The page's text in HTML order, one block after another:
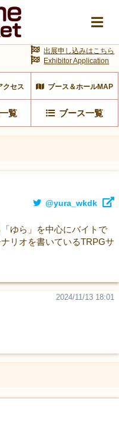
クセス ブース＆ホールMAP
覧 ブース一覧
出展申し込みはこちら
Exhibitor Application
@yura_wkdk
ゆら」を中心にバイトで
リオを書いているTRPGサ
2024/11/13 18:01